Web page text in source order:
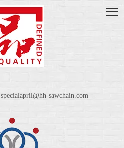
specialapril@hh-sawchain.com